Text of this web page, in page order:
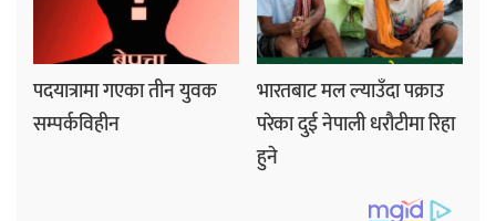
पदयात्रामा गएका तीन युवक
सम्पर्कविहीन
भारतबाट मल ल्याउँदा पक्राउ
परेका दुई नेपाली धरौटीमा रिहा
हुने